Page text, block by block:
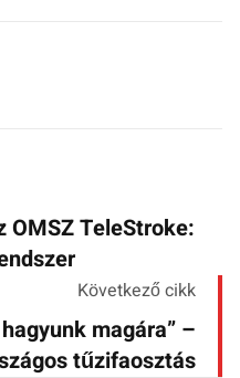
OMSZ TeleStroke:
Következő cikk
magára” –
tűzifaosztás